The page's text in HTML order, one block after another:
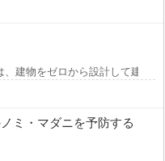
建物をゼロから設計して建て
ミ・マダニを予防する